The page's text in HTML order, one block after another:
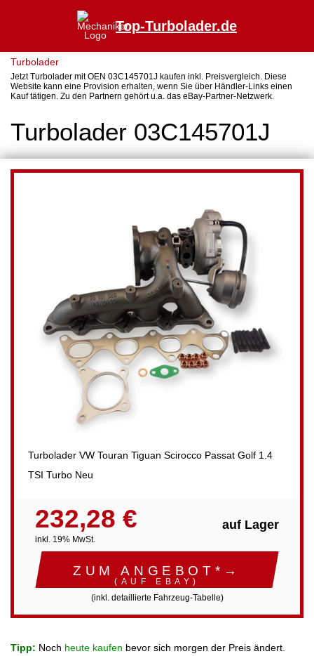
Top-Turbolader.de
Turbolader
Jetzt Turbolader mit OEN 03C145701J kaufen inkl. Preisvergleich. Diese
Website kann eine Provision erhalten, wenn Sie über Händler-Links einen
Kauf tätigen. Zu den Partnern gehört u.a. das eBay-Partner-Netzwerk.
Turbolader 03C145701J
Turbolader VW Touran Tiguan Scirocco Passat Golf 1.4
TSI Turbo Neu
232,28 €
inkl. 19% MwSt.
auf Lager
ZUM ANGEBOT*→
(AUF EBAY)
(inkl. detaillierte Fahrzeug-Tabelle)
Tipp: Noch heute kaufen bevor sich morgen der Preis ändert.